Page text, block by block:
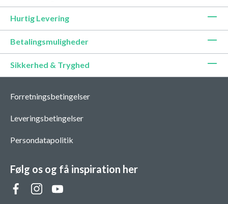
Hurtig Levering
Betalingsmuligheder
Sikkerhed & Tryghed
Forretningsbetingelser
Leveringsbetingelser
Persondatapolitik
Følg os og få inspiration her